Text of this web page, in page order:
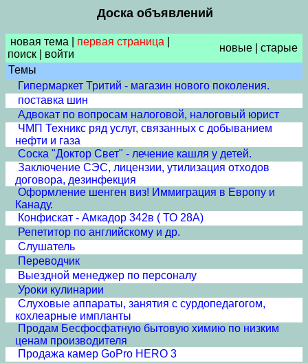
Доска объявлений
новая тема первая страница
поиск
войти
новые
старые
Темы
Гипермаркет Тритий - магазин нового поколения.
поставка шин
Адвокат по вопросам налоговой, налоговый юрист
ЧМП Техникс ряд услуг, связанных с добыванием
нефти и газа
Соска "Доктор Свет" - лечение кашля у детей.
Заключение СЭС, лицензии, утилизация отходов
договора, дезинфекция
Оформление шенген виз! Иммиграция в Европу и
Канаду.
Конфискат - Амкадор 342в ( ТО 28А)
Репетитор по английскому и др.
Слушатель
Переводчик
Выездной менеджер по персоналу
Уроки кулинарии
Слуховые аппараты, занятия с сурдопедагогом,
кохлеарные импланты
Продам Бесфосфатную бытовую химию по низким
ценам производителя
Продажа камер GoPro HERO 3